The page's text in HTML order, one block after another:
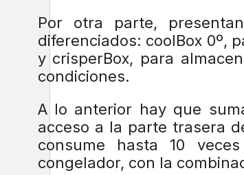
Por otra parte,
diferenciados: coolBox 0º,
y crisperBox, para
condiciones.
A lo anterior hay que
acceso a la parte trasera
consume hasta 10
congelador, con la